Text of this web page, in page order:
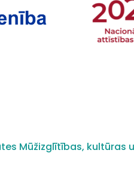
Mūžizglītības,